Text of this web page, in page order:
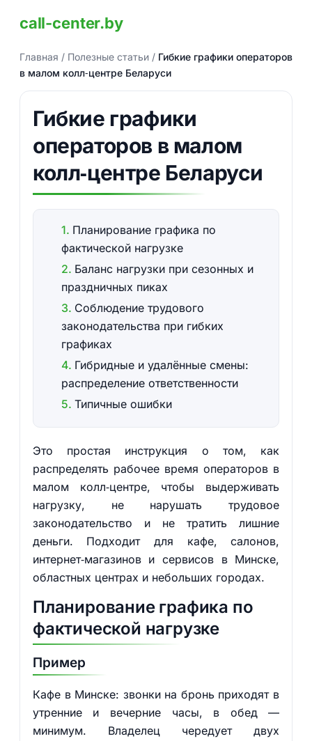
call-center.by
Главная / Полезные статьи/ Гибкие графики операторов
в малом колл‑центре Беларуси
Гибкие графики
операторов в малом
колл‑центре Беларуси
Планирование графика по
фактической нагрузке
Баланс нагрузки при сезонных и
праздничных пиках
Соблюдение трудового
законодательства при гибких
графиках
Гибридные и удалённые смены:
распределение ответственности
Типичные ошибки
Это простая инструкция о том, как
распределять рабочее время операторов в
малом колл‑центре, чтобы выдерживать
нагрузку, не нарушать трудовое
законодательство и не тратить лишние
деньги. Подходит для кафе, салонов,
интернет‑магазинов и сервисов в Минске,
областных центрах и небольших городах.
Планирование графика по
фактической нагрузке
Пример
Кафе в Минске: звонки на бронь приходят в
утренние и вечерние часы, в обед —
минимум. Владелец чередует двух